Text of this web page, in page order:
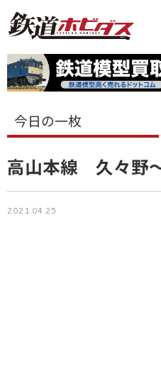
今日の一枚
高山本線 久々野
2021.04.25